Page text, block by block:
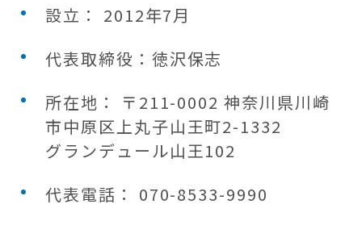
設立： 2012年7月
代表取締役：徳沢保志
所在地： 〒211-0002 神奈川県川崎
市中原区上丸子山王町2-1332
グランデュール山王102
代表電話： 070-8533-9990